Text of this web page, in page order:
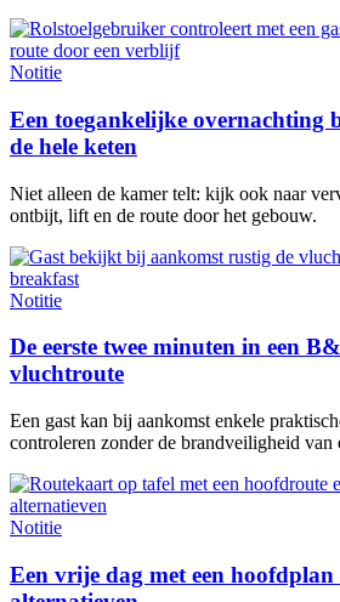
Notitie
Een toegankelijke overnachting
de hele keten
Niet alleen de kamer telt: kijk ook naar
ontbijt, lift en de route door het gebouw.
Notitie
De eerste twee minuten in een
vluchtroute
Een gast kan bij aankomst enkele
controleren zonder de brandveiligheid van
Notitie
Een vrije dag met een hoofdplan